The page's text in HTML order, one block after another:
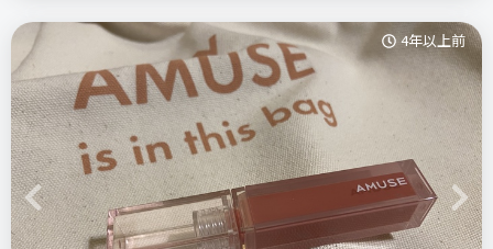
かなり細身なので直塗りしてもはみ出したりしにくく、塗りや
すいです。
私の選んだパメラレッドは真っ赤という感じでもなく、気合の
入ったメイクのときに使うリップというよりはデイリーにパパ
ッと塗ってもそれなりに決まる色、という感じです。
一応ティントタイプなので色残りは悪くはありません。
開発に結構時間がかかったと公式のインスタライブなどで聞い
Previous Next
4年以上前